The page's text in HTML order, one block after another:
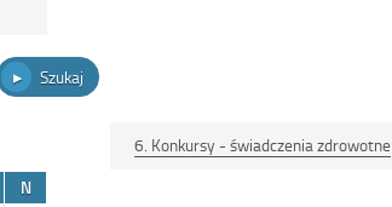
Szukaj
N
6. Konkursy - świadczenia zdrowotne